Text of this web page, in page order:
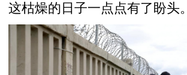
这枯燥的日子一点点有了盼头。